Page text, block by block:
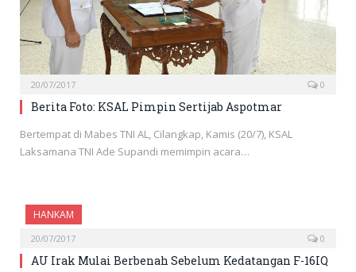
20/07/2017 0
Berita Foto: KSAL Pimpin Sertijab Aspotmar
Bertempat di Mabes TNI AL, Cilangkap, Kamis (20/7), KSAL
Laksamana TNI Ade Supandi memimpin acara…
HANKAM
20/07/2017 0
AU Irak Mulai Berbenah Sebelum Kedatangan F-16IQ